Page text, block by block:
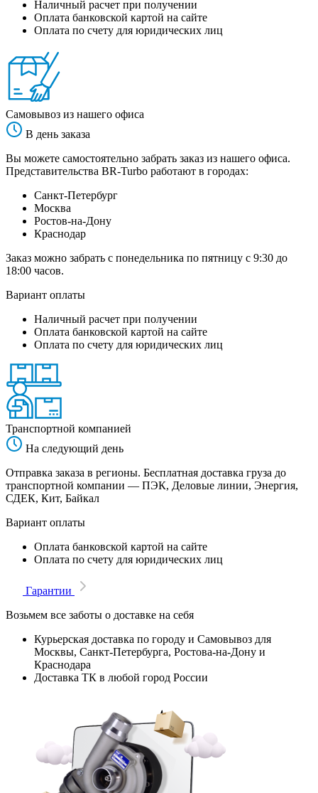
Наличный расчет при получении
Оплата банковской картой на сайте
Оплата по счету для юридических лиц
Самовывоз из нашего офиса
В день заказа
Вы можете самостоятельно забрать заказ из нашего офиса.
Представительства BR-Turbo работают в городах:
Санкт-Петербург
Москва
Ростов-на-Дону
Краснодар
Заказ можно забрать с понедельника по пятницу с 9:30 до
18:00 часов.
Вариант оплаты
Наличный расчет при получении
Оплата банковской картой на сайте
Оплата по счету для юридических лиц
Транспортной компанией
На следующий день
Отправка заказа в регионы. Бесплатная доставка груза до
транспортной компании — ПЭК, Деловые линии, Энергия,
СДЕК, Кит, Байкал
Вариант оплаты
Оплата банковской картой на сайте
Оплата по счету для юридических лиц
Гарантии
Возьмем все заботы о доставке на себя
Курьерская доставка по городу и Самовывоз для
Москвы, Санкт-Петербурга, Ростова-на-Дону и
Краснодара
Доставка ТК в любой город России